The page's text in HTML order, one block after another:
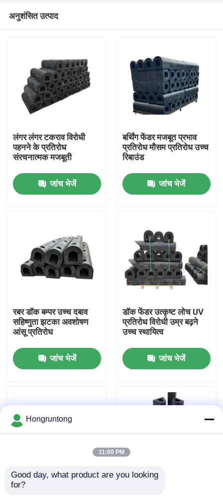
वीडियो
हमारे बारे में
कारखाना भ्रमण
गुणवत्ता नियंत्रण
एक उद्धरण का अनुरोध करें
डॉक रबर फेंडर
अनुशंसित उत्पाद
लंगर लंगर टकराव विरोधी
पहनने के प्रतिरोध
संरचनात्मक मजबूती
जांच भेजें
बर्थिंग फेंडर मजबूत प्रभाव
प्रतिरोध मौसम प्रतिरोध उच्च
रिबाउंड
जांच भेजें
रबर डॉक बम्पर उच्च दबाव
सहिष्णुता झटका अवशोषण
आंसू प्रतिरोध
जांच भेजें
डॉक फेंडर उत्कृष्ट लोच UV
प्रतिरोध विरोधी उम्र बढ़ने
उच्च स्थायित्व
जांच भेजें
समुद्री रबर फेंडर उच्च प्रभाव
Hongruntong
11:00 PM
Good day, what product are you looking
for?